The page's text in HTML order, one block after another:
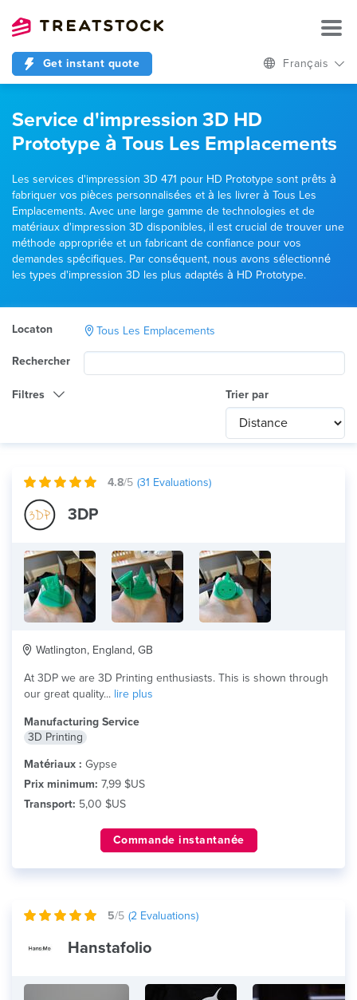
Get instant quote Français
Service d'impression 3D HD
Prototype à Tous Les Emplacements
Les services d'impression 3D 471 pour HD Prototype sont prêts à
fabriquer vos pièces personnalisées et à les livrer à Tous Les
Emplacements. Avec une large gamme de technologies et de
matériaux d'impression 3D disponibles, il est crucial de trouver une
méthode appropriée et un fabricant de confiance pour vos
demandes spécifiques. Par conséquent, nous avons sélectionné
les types d'impression 3D les plus adaptés à HD Prototype.
Locaton Tous Les Emplacements
Rechercher
Filtres Trier par
International
Technologie
Matériau
4.8/5 (31 Evaluations)
3DP
Watlington, England, GB
At 3DP we are 3D Printing enthusiasts. This is shown through
our great quality... lire plus
Manufacturing Service
3D Printing
Matériaux : Gypse
Prix minimum: 7,99 $US
Transport: 5,00 $US
Commande instantanée
5/5 (2 Evaluations)
Hanstafolio